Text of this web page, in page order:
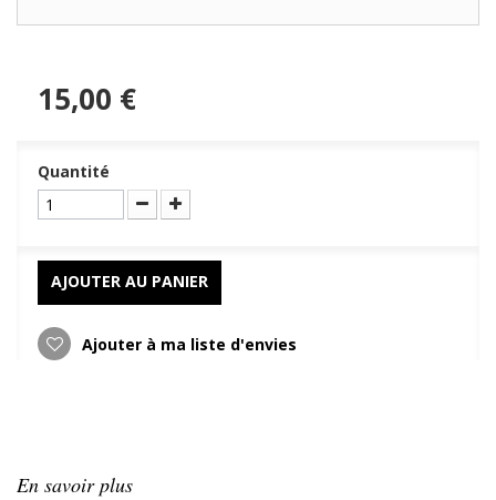
15,00 €
Quantité
AJOUTER AU PANIER
Ajouter à ma liste d'envies
En savoir plus